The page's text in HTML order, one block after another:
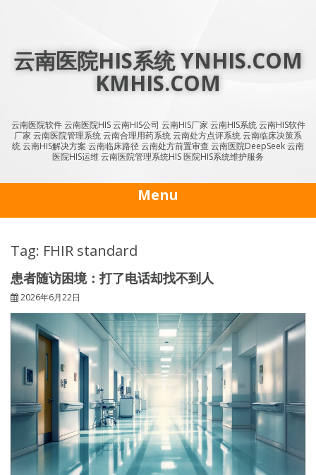
云南医院HIS系统 YNHIS.COM
KMHIS.COM
云南医院软件 云南医院HIS 云南HIS公司 云南HIS厂家 云南HIS系统 云南HIS软件
厂家 云南医院管理系统 云南合理用药系统 云南处方点评系统 云南临床决策系
统 云南HIS解决方案 云南临床路径 云南处方前置审查 云南医院DeepSeek 云南
医院HIS运维 云南医院管理系统HIS 医院HIS系统维护服务
Menu
Tag: FHIR standard
患者随访困境：打了电话却找不到人
2026年6月22日